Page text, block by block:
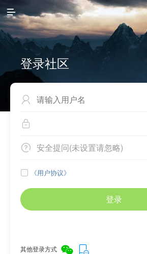

登录社区


 安全提问(未设置请忽略)
 《用户协议》
登录
其他登录方式